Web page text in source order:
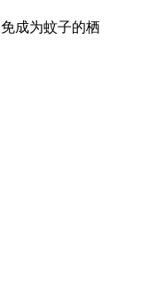
成为蚊子的栖